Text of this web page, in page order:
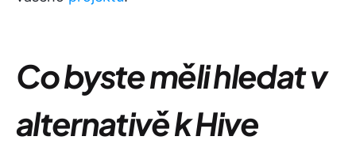
Co byste měli hledat v
alternativě k Hive